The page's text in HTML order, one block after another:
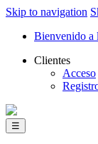
Skip to navigation
Bienvenido a
Clientes
Acceso
☰